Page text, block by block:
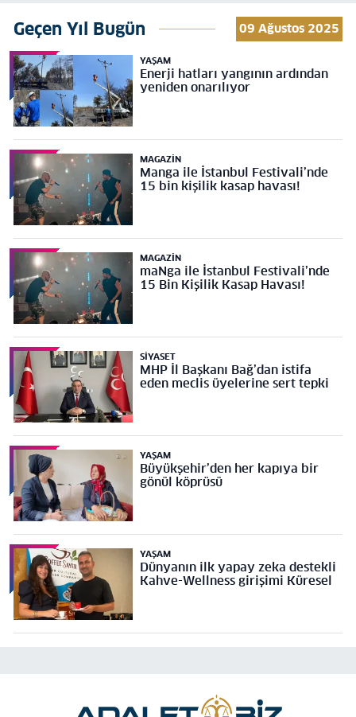
Geçen Yıl Bugün 09 Ağustos 2025
YAŞAM
Enerji hatları yangının ardından
yeniden onarılıyor
MAGAZIN
Manga ile İstanbul Festivali’nde
15 bin kişilik kasap havası!
MAGAZIN
maNga ile İstanbul Festivali’nde
15 Bin Kişilik Kasap Havası!
SIYASET
MHP İl Başkanı Bağ’dan istifa
eden meclis üyelerine sert tepki
YAŞAM
Büyükşehir’den her kapıya bir
gönül köprüsü
YAŞAM
Dünyanın ilk yapay zeka destekli
Kahve-Wellness girişimi Küresel